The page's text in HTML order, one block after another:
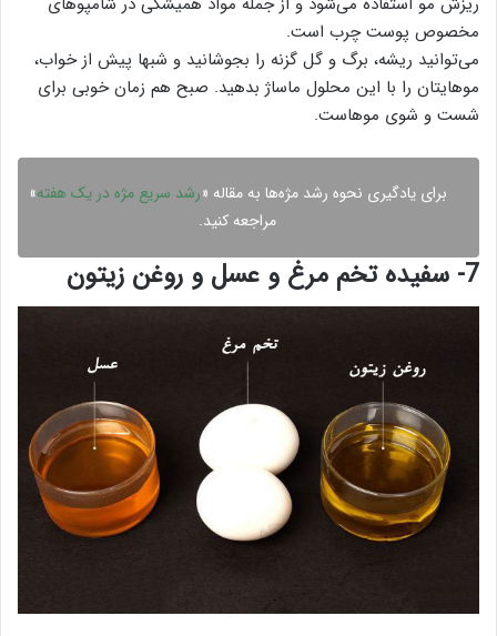
مخصوص پوست چرب است.
می‌توانید ریشه، برگ و گل گزنه را بجوشانید و شبها پیش از خواب،
موهایتان را با این محلول ماساژ بدهید. صبح هم زمان خوبی برای
شست و شوی موهاست.
برای یادگیری نحوه رشد مژه‌ها به مقاله «رشد سریع مژه در یک هفته»
مراجعه کنید.
7- سفیده تخم مرغ و عسل و روغن زیتون